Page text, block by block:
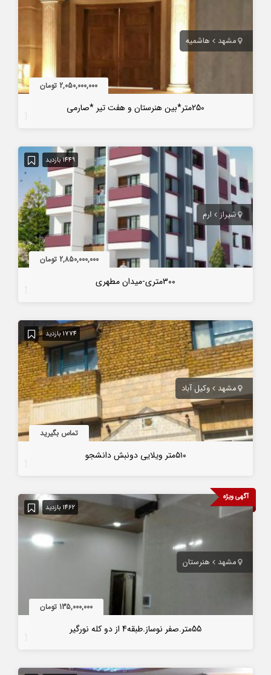
مشهد هاشمیه
2,050,000,000 تومان
250متر*بین هنرستان و هفت تیر *صارمی
1449 بازدید
شیراز ارم
2,850,000,000 تومان
300متری-میدان مطهری
1774 بازدید
مشهد وکیل آباد
تماس بگیرید
۵١٠متر ویلایی دونبش دانشجو
آگهی ویژه
1462 بازدید
مشهد هنرستان
135,000,000 تومان
55متر.صفر نوساز.طبقه4 از دو کله نورگیر